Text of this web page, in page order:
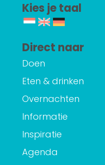
Kies je taal
Direct naar
Doen
Eten & drinken
Overnachten
Informatie
Inspiratie
Agenda